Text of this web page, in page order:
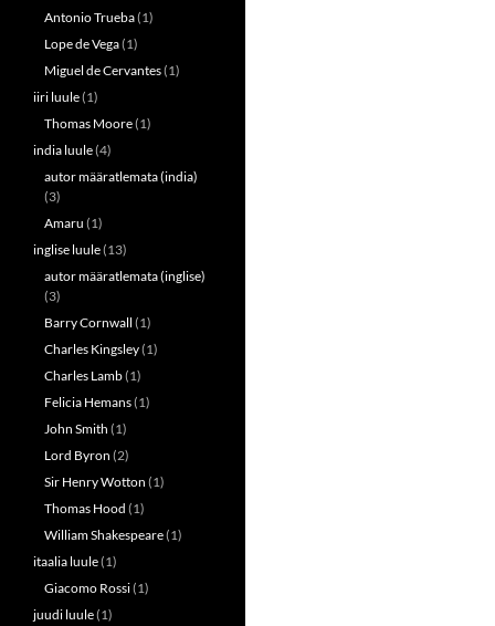
Antonio Trueba(1)
Lope de Vega(1)
Miguel de Cervantes(1)
iiri luule(1)
Thomas Moore(1)
india luule(4)
autor määratlemata (india)
(3)
Amaru (1)
inglise luule(13)
autor määratlemata (inglise)
(3)
Barry Cornwall (1)
Charles Kingsley(1)
Charles Lamb(1)
Felicia Hemans(1)
John Smith (1)
Lord Byron (2)
Sir Henry Wotton (1)
Thomas Hood (1)
William Shakespeare(1)
itaalia luule(1)
Giacomo Rossi(1)
juudi luule(1)